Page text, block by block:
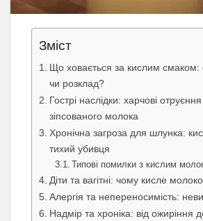
Зміст
Що ховається за кислим смаком:
чи розклад?
Гострі наслідки: харчові отруєння
зіпсованого молока
Хронічна загроза для шлунка:
тихий убивця
Типові помилки з кислим
Діти та вагітні: чому кисле
Алергія та непереносимість:
Надмір та хроніка: від ожиріння